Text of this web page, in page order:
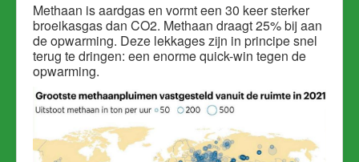
Methaan is aardgas en vormt een 30 keer sterker
broeikasgas dan CO2. Methaan draagt 25% bij aan
de opwarming. Deze lekkages zijn in principe snel
terug te dringen: een enorme quick-win tegen de
opwarming.